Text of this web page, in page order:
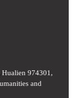
Hualien 974301,
and